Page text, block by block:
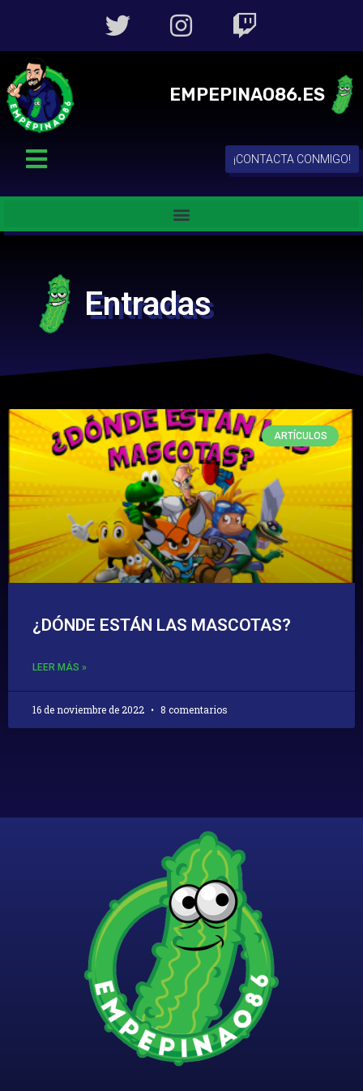
EMPEPINAO86.ES
¡CONTACTA CONMIGO!
Entradas
ARTÍCULOS
¿DÓNDE ESTÁN LAS MASCOTAS?
LEER MÁS »
16 de noviembre de 2022 8 comentarios